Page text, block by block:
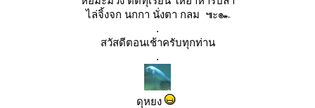
ไล่จิ้งจก นกกา นั่งตา กลม ๚ะ๛
.
สวัสดีตอนเช้าครับทุกท่าน
.
ดุหยง